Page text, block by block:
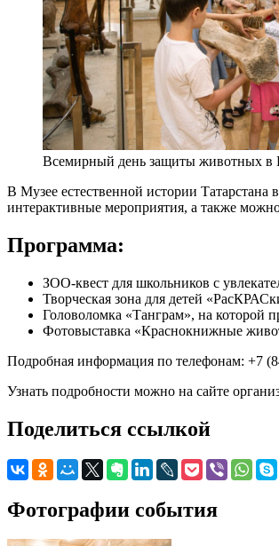
Всемирный день защиты животных в
В Музее естественной истории
интерактивные мероприятия, а также
Программа:
ЗОО-квест для школьников с
Творческая зона для детей
Головоломка «Танграм», на которой
Фотовыставка «Краснокнижные
Подробная информация по телефонам: +7
Узнать подробности можно на сайте
Поделиться ссылкой
Фотографии события